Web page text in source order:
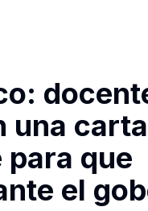
una
que
el